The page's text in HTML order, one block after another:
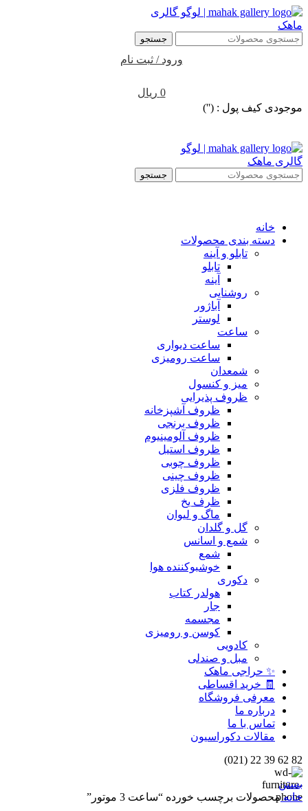
جستجو
ورود / ثبت نام
0 ریال
موجودی کیف پول : ('')
جستجو
خانه
دسته بندی محصولات
تابلو و آینه
تابلو
آینه
روشنایی
آباژور
لوستر
ساعت
ساعت دیواری
ساعت رومیزی
شمعدان
میز و کنسول
ظروف پذیرایی
ظروف آشپزخانه
ظروف برنجی
ظروف آلومینیوم
ظروف استیل
ظروف چوبی
ظروف چینی
ظروف فلزی
ظرف یخ
ماگ و لیوان
گل و گلدان
شمع و اسانس
شمع
خوشبوکننده هوا
دکوری
هولدر کتاب
جار
مجسمه
کوسن و رومیزی
کادویی
مبل و صندلی
✨ حراجی ماهک
🧾 خرید اقساطی
معرفی فروشگاه
درباره ما
تماس با ما
مقالات دکوراسیون
82 62 39 22 (021)
بستن
خانهمحصولات برچسب خورده “ساعت 3 موتور”